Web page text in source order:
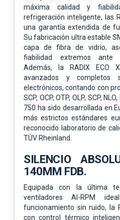
máxima calidad y
refrigeración inteligente, las
una garantía extendida de
Su fabricación ultra estable
capa de fibra de vidrio,
fiabilidad extremos ante
Además, la RADIX ECO
avanzados y completos
electrónicos, contando con
SCP, OCP, OTP, OLP, SCP,
750 ha sido desarrollada en
más estrictos estándares
reconocido laboratorio de
TÜV Rheinland.
SILENCIO
140MM FDB.
Equipada con la última
ventiladores AI-RPM
funcionamiento sin ruido, la
con control térmico